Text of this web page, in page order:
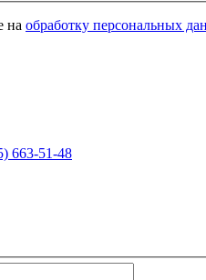
на обработку персональных
663-51-48